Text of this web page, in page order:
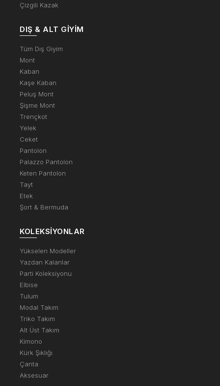
Çizgili Kazak
DIŞ & ALT GIYIM
Tüm Dış Giyim
Mont
Kaban
Kaşe Kaban
Peluş Mont
Şişme Mont
Trençkot
Yelek
Ceket
Pantolon
Palazzo Pantolon
Keten Pantolon
Tayt
Etek
Şort & Bermuda
KOLEKSIYONLAR
Yükselen Modeller
Yazdan Kalanlar
Parti Koleksiyonu
Elbise
Tulum
Modal Takım
Triko Takım
Alt Üst Takım
Kimono
Kürk Şıklığı
Çanta
Aksesuar